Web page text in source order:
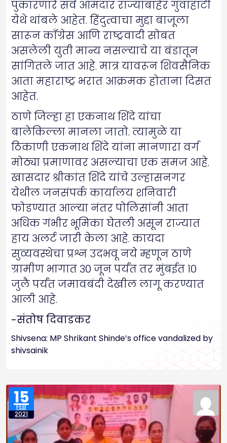
पुकारणारे सर्व आमदार राज्याबाहेर गुवाहाटी
येथे थांबले आहेत. हिंदुत्वाचा मुद्दा बाजूला
सारून काँग्रेस आणि राष्ट्रवादी सोबत
असलेली युती मान्य नसल्याचे या बंडातून
सांगितले जात आहे. मात्र यावरून शिवसैनिक
आता महाराष्ट्र भरात आक्रमक होताना दिसत
आहेत.
ठाणे जिल्हा हा एकनाथ शिंदे यांचा
बालेकिल्ला मानला जातो. त्यामुळे या
ठिकाणी एकनाथ शिंदे यांना मानणारा वर्ग
मोठ्या प्रमाणावर असल्याचा एक समज आहे.
खासदार श्रीकांत शिंदे यांचे उल्हासनगर
येथील जनसंपर्क कार्यालय शनिवारी
फोडण्यात आल्या नंतर पोलिसांनी आता
अधिक गंभीर भूमिका घेतली असून राज्यात
हाय अलर्ट जारी केला आहे. कायदा
सुव्यवस्थेचा प्रश्न उदभवू नये म्हणून ठाणे
ग्रामीण भागात ३० जून पर्यंत तर मुंबईत १०
जुलै पर्यंत जमावबंदी देखील लागू करण्यात
आली आहे.
-संतोष दिवाडकर
Shivsena: MP Shrikant Shinde’s office vandalized by
shivsainik
15
FEB
2021